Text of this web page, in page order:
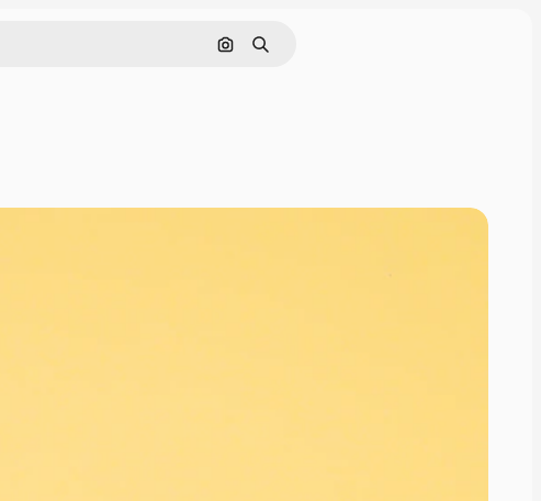
Cerca per immagine
Ricerca